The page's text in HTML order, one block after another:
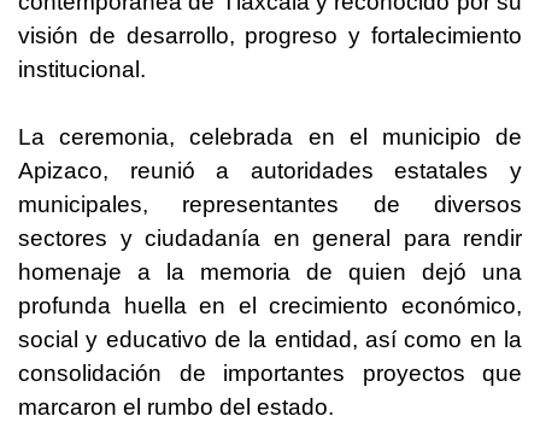
visión de desarrollo, progreso y fortalecimiento
institucional.
La ceremonia, celebrada en el municipio de
Apizaco, reunió a autoridades estatales y
municipales, representantes de diversos
sectores y ciudadanía en general para rendir
homenaje a la memoria de quien dejó una
profunda huella en el crecimiento económico,
social y educativo de la entidad, así como en la
consolidación de importantes proyectos que
marcaron el rumbo del estado.